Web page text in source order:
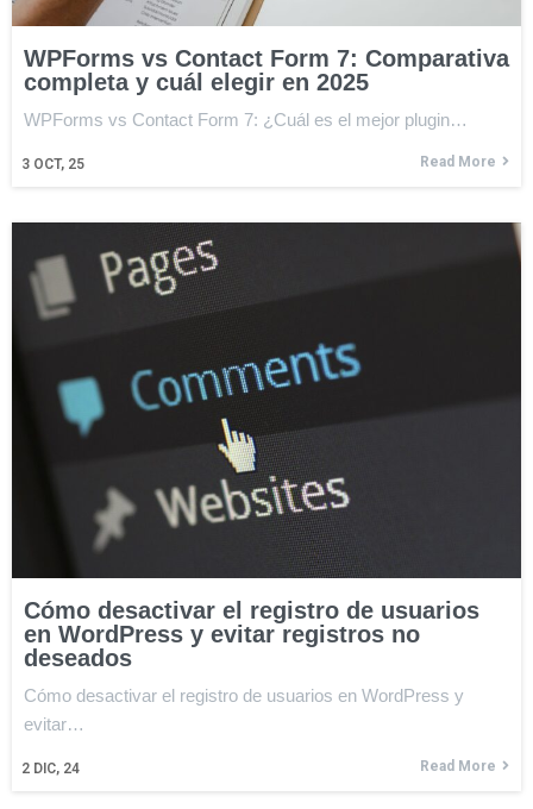
WPForms vs Contact Form 7: Comparativa
completa y cuál elegir en 2025
3 OCT, 25
WPForms vs Contact Form 7: ¿Cuál es el mejor plugin…
Read More
Cómo desactivar el registro de usuarios
en WordPress y evitar registros no
deseados
2 DIC, 24
Cómo desactivar el registro de usuarios en WordPress y
evitar…
Read More